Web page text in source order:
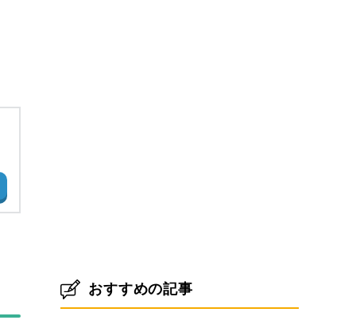
おすすめの記事